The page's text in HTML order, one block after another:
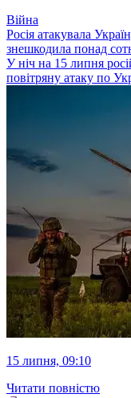
Війна
Росія атакувала
знешкодила понад
У ніч на 15 липня
повітряну атаку по
15 липня, 09:10
Читати повністю